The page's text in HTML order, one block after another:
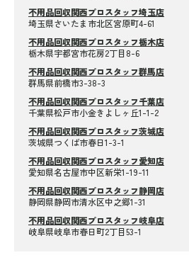
不用品回収関西プロスタッフ埼玉店
埼玉県さいたま市北区宮原町4-61
不用品回収関西プロスタッフ栃木店
栃木県宇都宮市花房2丁目8-6
不用品回収関西プロスタッフ群馬店
群馬県前橋市3-38-3
不用品回収関西プロスタッフ千葉店
千葉県松戸市小金きよしヶ丘1-1-2
不用品回収関西プロスタッフ茨城店
茨城県つくば市春日1-3-1
不用品回収関西プロスタッフ愛知店
愛知県名古屋市中区新栄1-19-11
不用品回収関西プロスタッフ静岡店
静岡県静岡市清水区中之郷1-31
不用品回収関西プロスタッフ岐阜店
岐阜県岐阜市春日町2丁目53-1